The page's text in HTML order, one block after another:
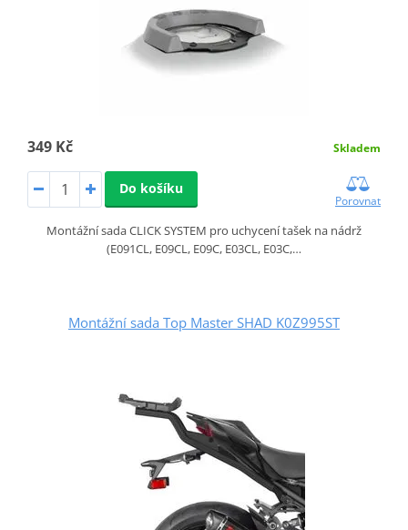
349 Kč Skladem
Do košíku
Porovnat
Montážní sada CLICK SYSTEM pro uchycení tašek na nádrž
(E091CL, E09CL, E09C, E03CL, E03C,…
Montážní sada Top Master SHAD K0Z995ST